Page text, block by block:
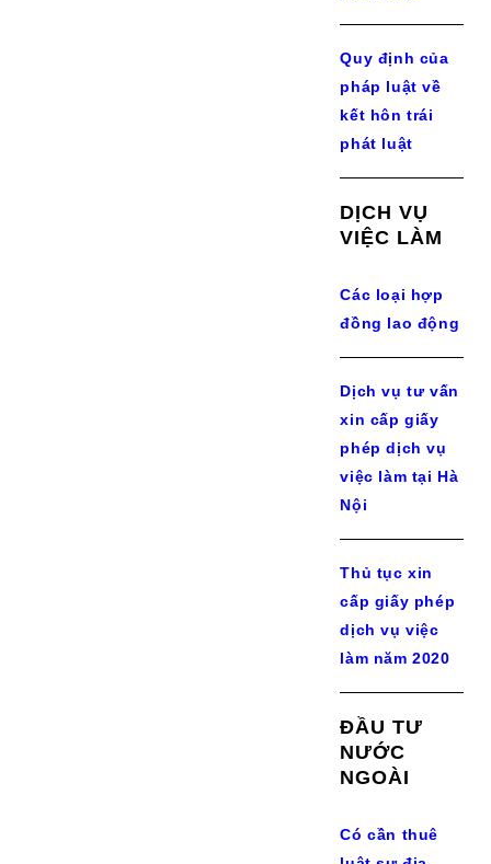
Quy định của
pháp luật về
kết hôn trái
phát luật
DỊCH VỤ
VIỆC LÀM
Các loại hợp
đồng lao động
Dịch vụ tư vấn
xin cấp giấy
phép dịch vụ
việc làm tại Hà
Nội
Thủ tục xin
cấp giấy phép
dịch vụ việc
làm năm 2020
ĐẦU TƯ
NƯỚC
NGOÀI
Có cần thuê